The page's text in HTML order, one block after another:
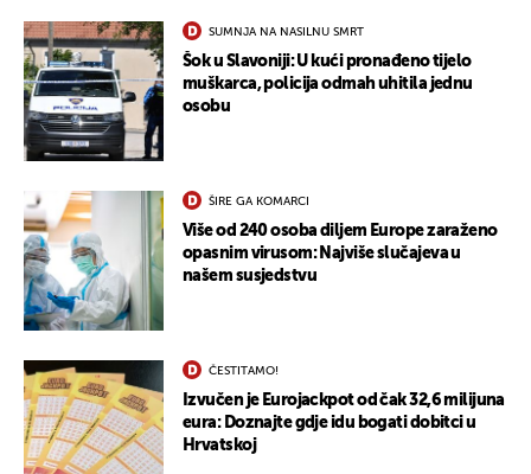
SUMNJA NA NASILNU SMRT
Šok u Slavoniji: U kući pronađeno tijelo
muškarca, policija odmah uhitila jednu
osobu
ŠIRE GA KOMARCI
Više od 240 osoba diljem Europe zaraženo
opasnim virusom: Najviše slučajeva u
našem susjedstvu
ČESTITAMO!
Izvučen je Eurojackpot od čak 32,6 milijuna
eura: Doznajte gdje idu bogati dobitci u
Hrvatskoj